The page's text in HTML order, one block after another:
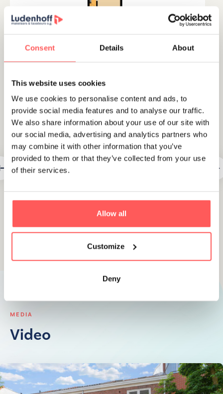
Consent Details About
This website uses cookies
We use cookies to personalise content and ads, to
provide social media features and to analyse our traffic.
We also share information about your use of our site with
our social media, advertising and analytics partners who
may combine it with other information that you’ve
provided to them or that they’ve collected from your use
of their services.
Allow all
Customize
Deny
360 tours
MEDIA
Video